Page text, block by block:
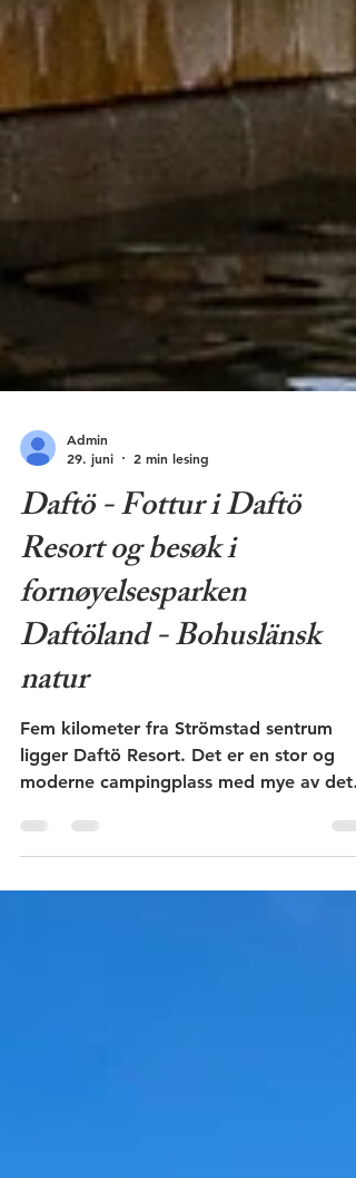
29. juni
2 min lesing
Daftö - Fottur i Daftö
Resort og besøk i
fornøyelsesparken
Daftöland - Bohuslänsk
natur
Fem kilometer fra Strömstad sentrum
ligger Daftö Resort. Det er en stor og
moderne campingplass med mye av det